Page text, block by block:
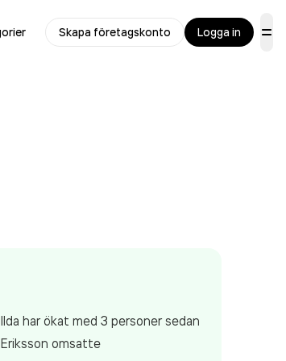
Skapa företagskonto Logga in
har ökat med 3 personer sedan
omsatte